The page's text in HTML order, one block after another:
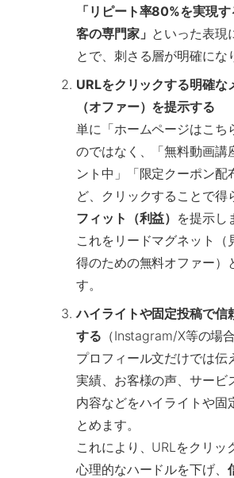
「リピート率80%を実現
客の専門家」 といった表現
とで、刺さる層が明確にな
URLをクリックする明確な
（オファー）を提示する
単に「ホームページはこち
のではなく、「無料動画講
ント中」「限定クーポン配
ど、クリックすることで得
フィット（利益） を提示し
これをリードマグネット（
得のための無料オファー）
す。
ハイライトや固定投稿で信
する （Instagram/X等の場合
プロフィール文だけでは伝
実績、お客様の声、サービ
内容などをハイライトや固
とめます。
これにより、URLをクリッ
心理的なハードルを下げ、